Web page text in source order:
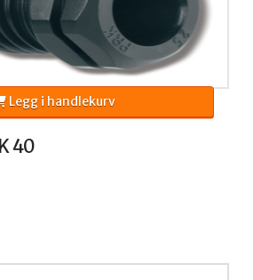
40
Legg i handlekurv